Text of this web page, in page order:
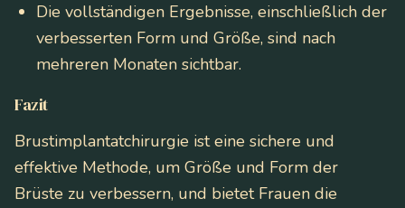
Die vollständigen Ergebnisse, einschließlich der
verbesserten Form und Größe, sind nach
mehreren Monaten sichtbar.
Fazit
Brustimplantatchirurgie ist eine sichere und
effektive Methode, um Größe und Form der
Brüste zu verbessern, und bietet Frauen die